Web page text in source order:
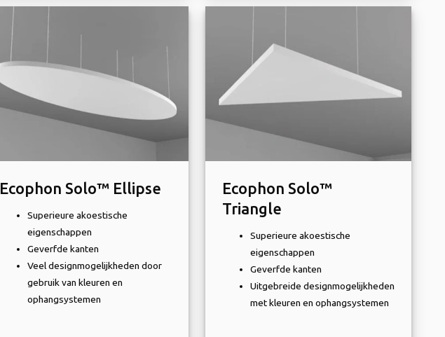
Ecophon Solo™ Ellipse
Superieure akoestische
eigenschappen
Geverfde kanten
Veel designmogelijkheden door
gebruik van kleuren en
ophangsystemen
Ecophon Solo™
Triangle
Superieure akoestische
eigenschappen
Geverfde kanten
Uitgebreide designmogelijkheden
met kleuren en ophangsystemen